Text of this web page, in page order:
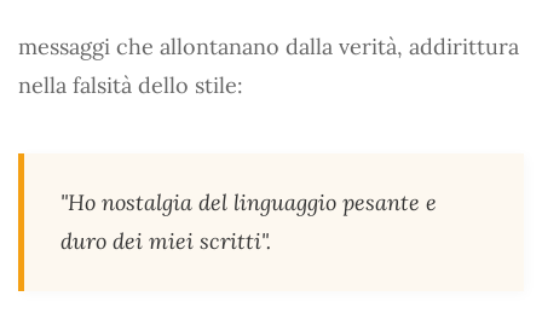
messaggi che allontanano dalla verità, addirittura
nella falsità dello stile:
"Ho nostalgia del linguaggio pesante e
duro dei miei scritti".